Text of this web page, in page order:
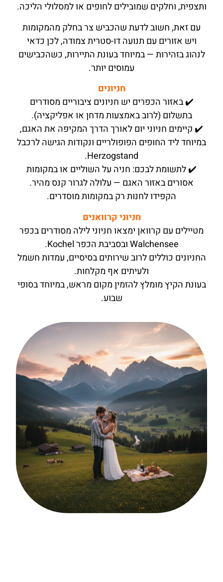
ותצפית, וחלקים שמובילים לחופים או למסלולי הליכה.
עם זאת, חשוב לדעת שהכביש צר בחלק מהמקומות
ויש אזורים עם תנועה דו-סטרית צמודה, לכן כדאי
לנהוג בזהירות — במיוחד בעונת התיירות, כשהכבישים
עמוסים יותר.
חניונים
✔️ באזור הכפרים יש חניונים ציבוריים מסודרים
בתשלום (לרוב באמצעות מדחן או אפליקציה).
✔️ קיימים חניוני יום לאורך הדרך המקיפה את האגם,
במיוחד ליד החופים הפופולריים ונקודות הגישה לרכבל
Herzogstand.
✔️ לתשומת לבכם: חניה על השוליים או במקומות
אסורים באזור האגם — עלולה לגרור קנס מהיר.
הקפידו לחנות רק במקומות מוסדרים.
חניוני קרוואנים
מטיילים עם קרוואן ימצאו חניוני לילה מסודרים בכפר
Walchensee ובסביבת הכפר Kochel.
החניונים כוללים לרוב שירותים בסיסיים, עמדות חשמל
ולעיתים אף מקלחות.
בעונת הקיץ מומלץ להזמין מקום מראש, במיוחד בסופי
שבוע.